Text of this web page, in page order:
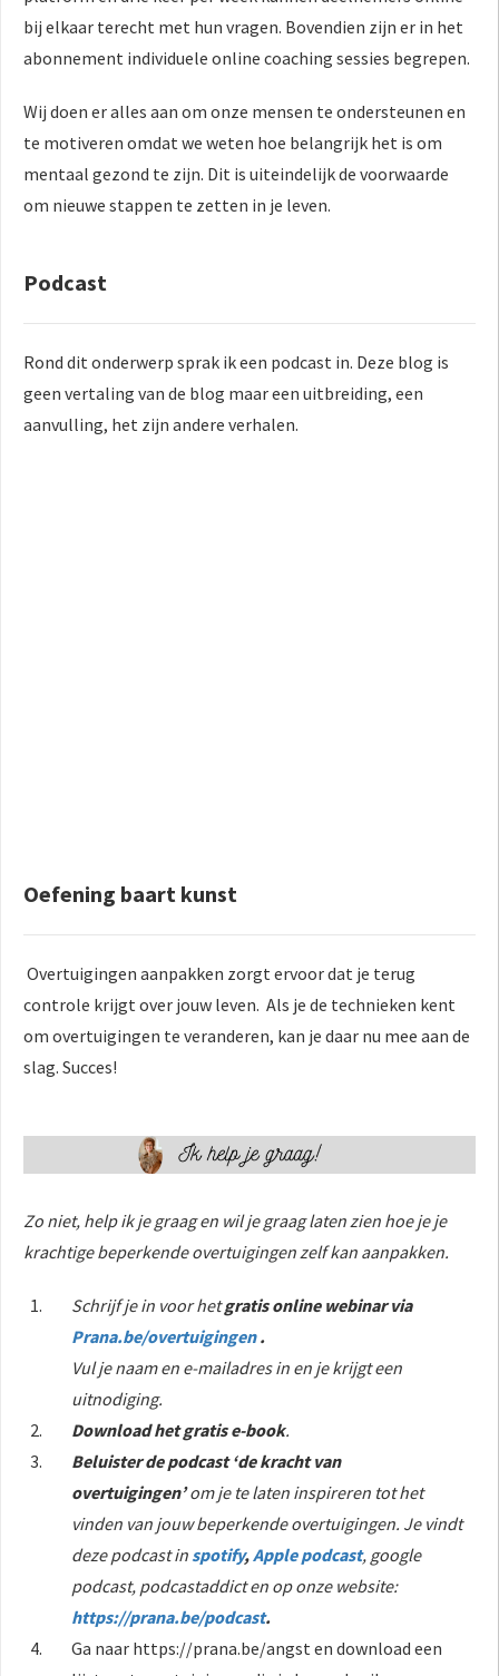
bij elkaar terecht met hun vragen. Bovendien zijn er in het
abonnement individuele online coaching sessies begrepen.
Wij doen er alles aan om onze mensen te ondersteunen en
te motiveren omdat we weten hoe belangrijk het is om
mentaal gezond te zijn. Dit is uiteindelijk de voorwaarde
om nieuwe stappen te zetten in je leven.
Podcast
Rond dit onderwerp sprak ik een podcast in. Deze blog is
geen vertaling van de blog maar een uitbreiding, een
aanvulling, het zijn andere verhalen.
Oefening baart kunst
Overtuigingen aanpakken zorgt ervoor dat je terug
controle krijgt over jouw leven. Als je de technieken kent
om overtuigingen te veranderen, kan je daar nu mee aan de
slag. Succes!
Zo niet, help ik je graag en wil je graag laten zien hoe je je
krachtige beperkende overtuigingen zelf kan aanpakken.
Schrijf je in voor hetgratis online webinar via
Prana.be/overtuigingen.
Vul je naam en e-mailadres in en je krijgt een
uitnodiging.
Download het gratis e-book.
Beluister de podcast ‘de kracht van
overtuigingen’om je te laten inspireren tot het
vinden van jouw beperkende overtuigingen. Je vindt
deze podcast in spotify,Apple podcast, google
podcast, podcastaddict en op onze website:
https://prana.be/podcast.
Ga naar https://prana.be/angst en download een